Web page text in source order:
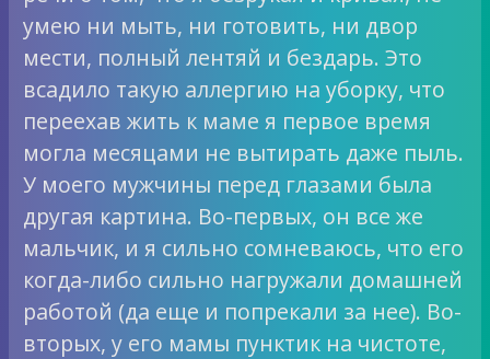
умею ни мыть, ни готовить, ни двор
мести, полный лентяй и бездарь. Это
всадило такую аллергию на уборку, что
переехав жить к маме я первое время
могла месяцами не вытирать даже пыль.
У моего мужчины перед глазами была
другая картина. Во-первых, он все же
мальчик, и я сильно сомневаюсь, что его
когда-либо сильно нагружали домашней
работой (да еще и попрекали за нее). Во-
вторых, у его мамы пунктик на чистоте,